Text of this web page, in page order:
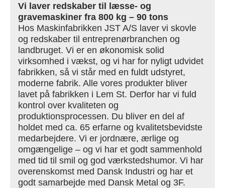
Vi laver redskaber til læsse- og
gravemaskiner fra 800 kg – 90 tons
Hos Maskinfabrikken JST A/S laver vi skovle
og redskaber til entreprenørbranchen og
landbruget. Vi er en økonomisk solid
virksomhed i vækst, og vi har for nyligt udvidet
fabrikken, så vi står med en fuldt udstyret,
moderne fabrik. Alle vores produkter bliver
lavet på fabrikken i Lem St. Derfor har vi fuld
kontrol over kvaliteten og
produktionsprocessen. Du bliver en del af
holdet med ca. 65 erfarne og kvalitetsbevidste
medarbejdere. Vi er jordnære, ærlige og
omgængelige – og vi har et godt sammenhold
med tid til smil og god værkstedshumor. Vi har
overenskomst med Dansk Industri og har et
godt samarbejde med Dansk Metal og 3F.